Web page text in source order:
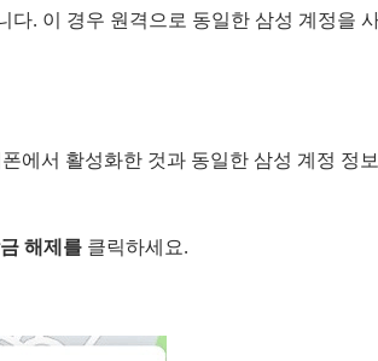
. 이 경우 원격으로 동일한 삼성 계정을
서 활성화한 것과 동일한 삼성 계정 정
해제를 클릭하세요.